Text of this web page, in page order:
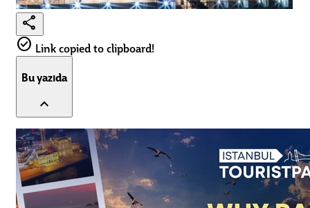
share
check_circle Link copied to clipboard!
Bu yazıda
expand_less